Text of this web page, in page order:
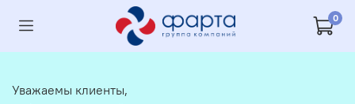
0
Уважаемы клиенты,